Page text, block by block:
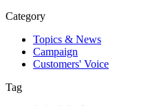
Category
Topics & News
Campaign
Customers' Voice
Tag